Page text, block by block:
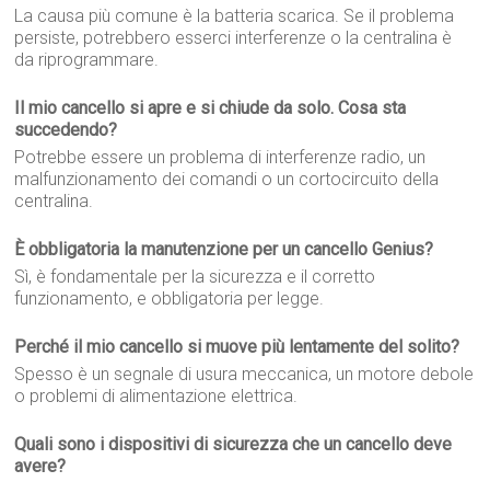
La causa più comune è la batteria scarica. Se il problema
persiste, potrebbero esserci interferenze o la centralina è
da riprogrammare.
Il mio cancello si apre e si chiude da solo. Cosa sta
succedendo?
Potrebbe essere un problema di interferenze radio, un
malfunzionamento dei comandi o un cortocircuito della
centralina.
È obbligatoria la manutenzione per un cancello Genius?
Sì, è fondamentale per la sicurezza e il corretto
funzionamento, e obbligatoria per legge.
Perché il mio cancello si muove più lentamente del solito?
Spesso è un segnale di usura meccanica, un motore debole
o problemi di alimentazione elettrica.
Quali sono i dispositivi di sicurezza che un cancello deve
avere?